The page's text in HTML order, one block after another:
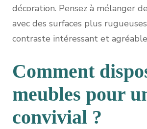
décoration. Pensez à mélanger
avec des surfaces plus
contraste intéressant et
Comment
meubles pour
convivial ?